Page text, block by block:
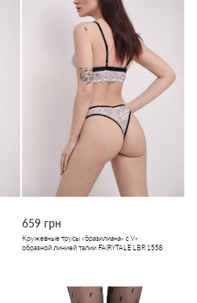
659 грн
Кружевные трусы «бразилиана» с V-
образной линией талии FAIRYTALE LBR 1558